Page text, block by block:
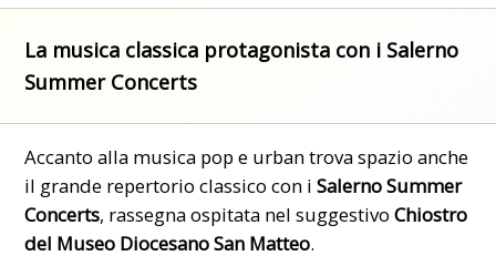
La musica classica protagonista con i Salerno
Summer Concerts
Accanto alla musica pop e urban trova spazio anche
il grande repertorio classico con iSalerno Summer
Concerts, rassegna ospitata nel suggestivoChiostro
del Museo Diocesano San Matteo.